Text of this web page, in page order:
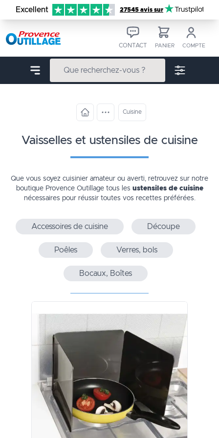
Aller au contenu
Excellent 27545 avis sur Trustpilot
CONTACT PANIER COMPTE
Cuisine
vaisselles et ustensiles de cuisine
Que vous soyez cuisinier amateur ou averti, retrouvez sur notre
boutiqueProvence Outillage tous les ustensiles de cuisine
nécessaires pour réussir toutes vos recettes préférées.
Accessoires de cuisine Découpe
Poêles Verres, bols
Bocaux, Boîtes